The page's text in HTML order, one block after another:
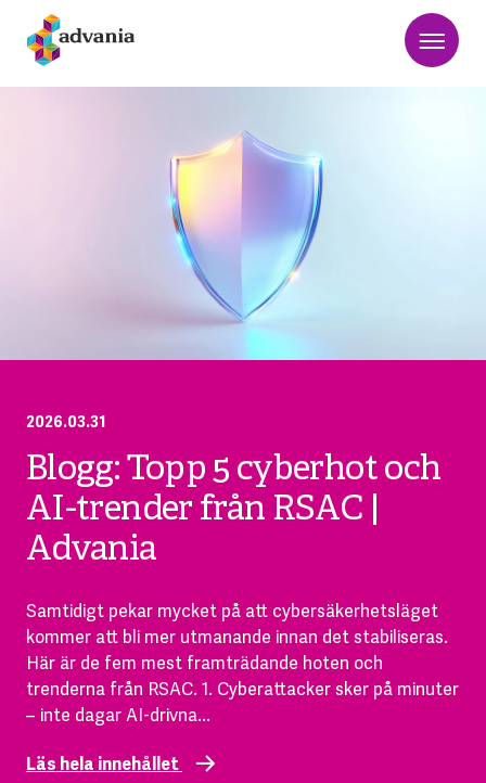
2026.03.31
Blogg: Topp 5 cyberhot och
AI-trender från RSAC |
Advania
Samtidigt pekar mycket på att cybersäkerhetsläget
kommer att bli mer utmanande innan det stabiliseras.
Här är de fem mest framträdande hoten och
trenderna från RSAC. 1. Cyberattacker sker på minuter
– inte dagar AI-drivna...
Läs hela innehållet